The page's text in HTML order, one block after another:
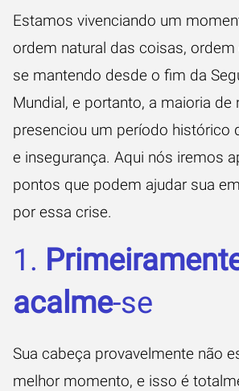
Estamos vivenciando um
ordem natural das coisas, ordem
se mantendo desde o fim da
Mundial, e portanto, a maioria de
presenciou um período histórico
e insegurança. Aqui nós iremos
pontos que podem ajudar sua
por essa crise.
1.
acalme-se
Sua cabeça provavelmente não
melhor momento, e isso é